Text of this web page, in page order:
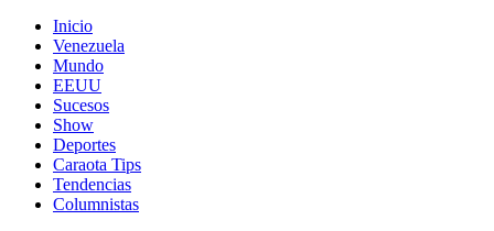
Inicio
Venezuela
Mundo
EEUU
Sucesos
Show
Deportes
Caraota Tips
Tendencias
Columnistas